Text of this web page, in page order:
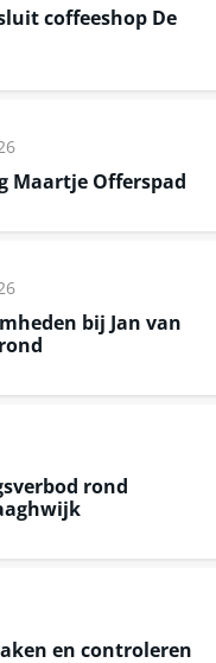
coffeeshop De
Maartje Offerspad
bij Jan van
rond
en controleren